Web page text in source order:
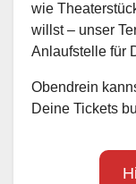
wie
willst – unser
Anlaufstelle für
Obendrein
Deine Tickets